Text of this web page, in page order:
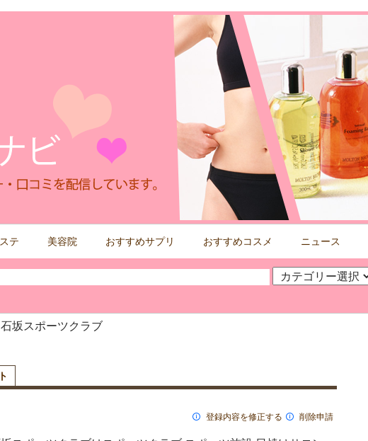
テ 美容院 おすすめサプリ おすすめコスメ ニュース
石坂スポーツクラブ
登録内容を修正する 削除申請